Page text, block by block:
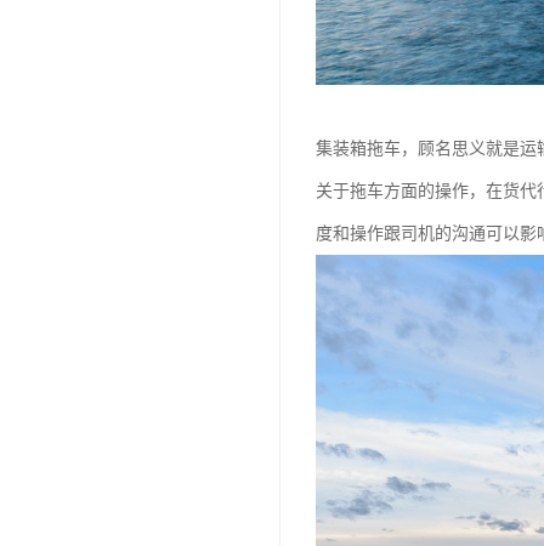
集装箱拖车，顾名思义就是
关于拖车方面的操作，在货
度和操作跟司机的沟通可以